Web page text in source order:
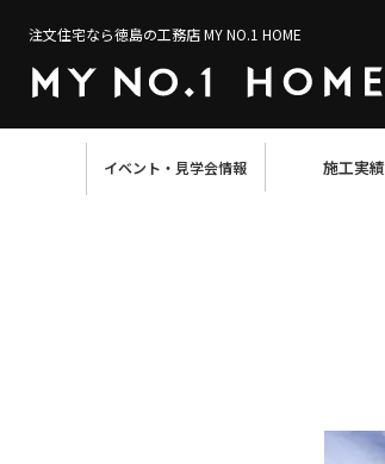
注文住宅なら徳島の工務店 MY NO.1 HOME
イベント・見学会情報 施工実績